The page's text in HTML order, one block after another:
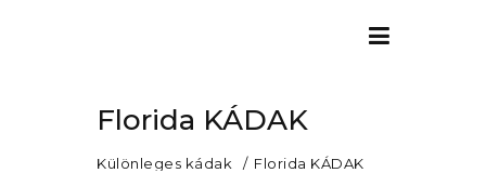
Florida KÁDAK
Különleges kádak Florida KÁDAK